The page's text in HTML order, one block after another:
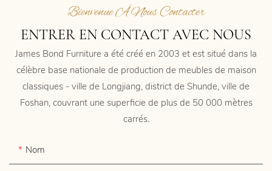
Bienvenue À Nous Contacter
ENTRER EN CONTACT AVEC NOUS
James Bond Furniture a été créé en 2003 et est situé dans la
célèbre base nationale de production de meubles de maison
classiques - ville de Longjiang, district de Shunde, ville de
Foshan, couvrant une superficie de plus de 50 000 mètres
carrés.
Nom